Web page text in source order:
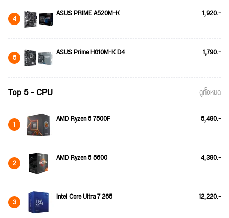
4 ASUS PRIME A520M-K 1,920.-
5 ASUS Prime H610M-K D4 1,790.-
Top 5 - CPU ดูทั้งหมด
1 AMD Ryzen 5 7500F 5,490.-
2 AMD Ryzen 5 5600 4,390.-
3 Intel Core Ultra 7 265 12,220.-